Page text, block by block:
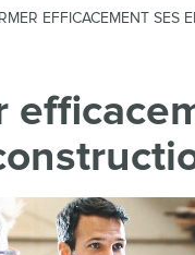
EFFICACEMENT SES